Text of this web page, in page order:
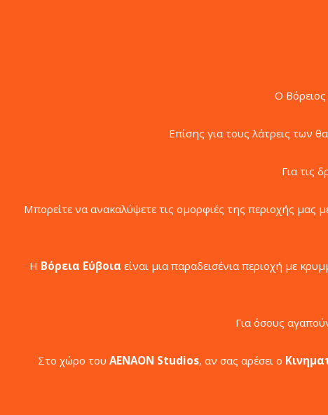
Ο
Επίσης για τους λάτρεις των
Για τις
Μπορείτε να ανακαλύψετε τις ομορφιές της περιοχής μας
Η Βόρεια Εύβοια είναι μια παραδεισένια περιοχή με
Για όσους
Στο χώρο τουΑΕΝΑΟΝ Studios, αν σας αρέσει ο